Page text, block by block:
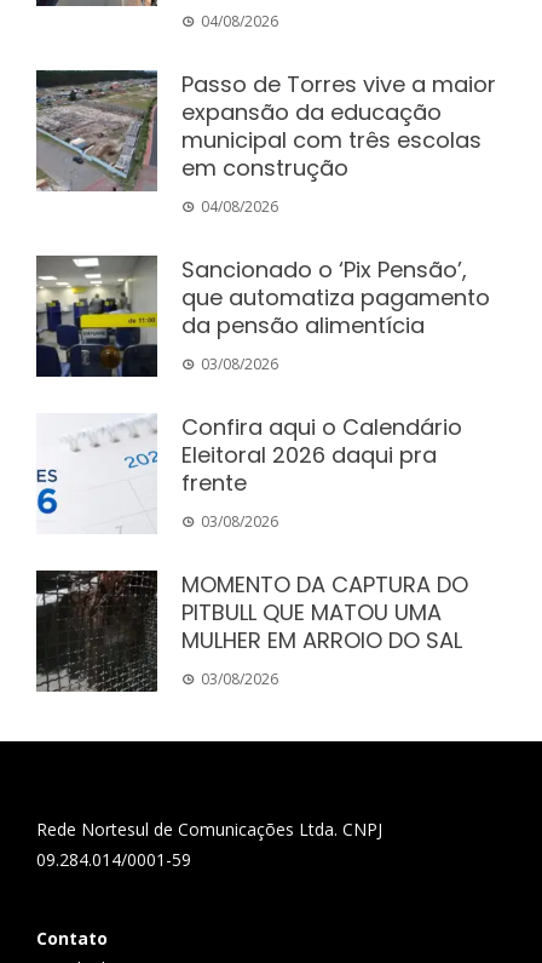
04/08/2026
Passo de Torres vive a maior
expansão da educação
municipal com três escolas
em construção
04/08/2026
Sancionado o ‘Pix Pensão’,
que automatiza pagamento
da pensão alimentícia
03/08/2026
Confira aqui o Calendário
Eleitoral 2026 daqui pra
frente
03/08/2026
MOMENTO DA CAPTURA DO
PITBULL QUE MATOU UMA
MULHER EM ARROIO DO SAL
03/08/2026
Rede Nortesul de Comunicações Ltda. CNPJ
09.284.014/0001-59
Contato